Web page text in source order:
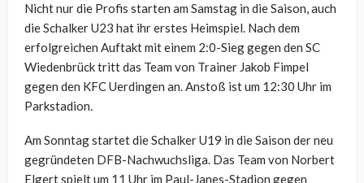
Nicht nur die Profis starten am Samstag in die Saison, auch
die Schalker U23 hat ihr erstes Heimspiel. Nach dem
erfolgreichen Auftakt mit einem 2:0-Sieg gegen den SC
Wiedenbrück tritt das Team von Trainer Jakob Fimpel
gegen den KFC Uerdingen an. Anstoß ist um 12:30 Uhr im
Parkstadion.
Am Sonntag startet die Schalker U19 in die Saison der neu
gegründeten DFB-Nachwuchsliga. Das Team von Norbert
Elgert spielt um 11 Uhr im Paul-Janes-Stadion gegen